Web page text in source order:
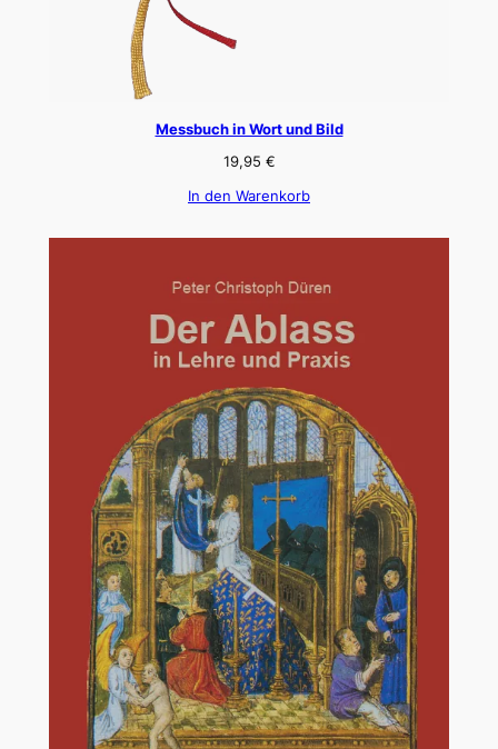
Messbuch in Wort und Bild
19,95 €
In den Warenkorb